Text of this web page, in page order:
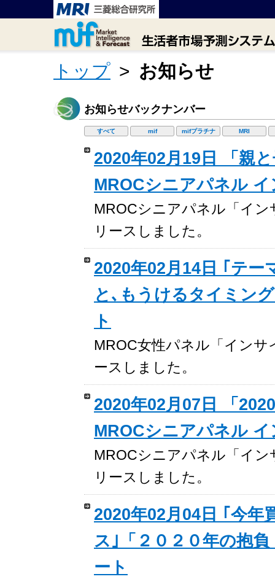
トップ > お知らせ
お知らせバックナンバー
すべて mif mifプラチナ MRI
2020年02月19日 「親
MROCシニアパネル
MROCシニアパネル「イン
リースしました。
2020年02月14日 ｢テー
と､もうけるタイミン
ト
MROC女性パネル「インサ
ースしました。
2020年02月07日 「
MROCシニアパネル
MROCシニアパネル「イン
リースしました。
2020年02月04日 ｢今年
ス｣「２０２０年の抱
ート